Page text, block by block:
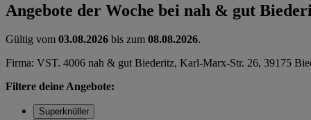
Angebote der Woche bei nah & gut
Gültig vom 03.08.2026 bis zum 08.08.2026.
Firma: VST. 4006 nah & gut Biederitz, Karl-Marx-Str. 26, 39175
Filtere deine Angebote:
Superknüller